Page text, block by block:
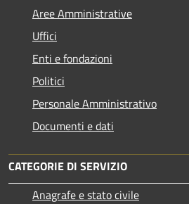
Aree Amministrative
Uffici
Enti e fondazioni
Politici
Personale Amministrativo
Documenti e dati
CATEGORIE DI SERVIZIO
Anagrafe e stato civile